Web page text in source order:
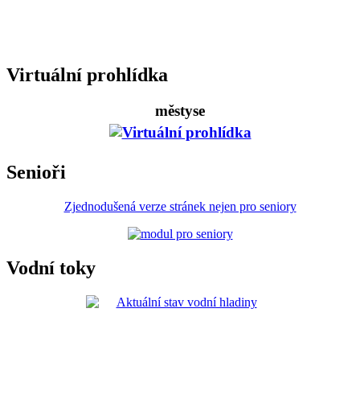
Virtuální prohlídka
městyse
Senioři
Zjednodušená verze stránek nejen pro seniory
Vodní toky